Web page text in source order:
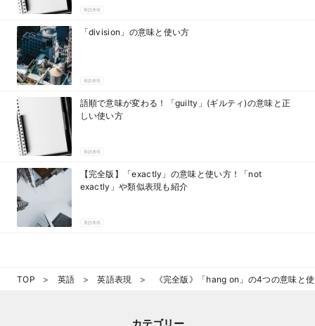
英語表現
「division」の意味と使い方
英語表現
語順で意味が変わる！「guilty」(ギルティ)の意味と正
しい使い方
英語表現
【完全版】「exactly」の意味と使い方！「not
exactly」や類似表現も紹介
英語表現
TOP 英語 英語表現 《完全版》「hang on」の4つの意味と